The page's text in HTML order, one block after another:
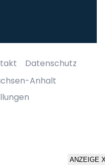
Datenschutz
Anhalt
ANZEIGE